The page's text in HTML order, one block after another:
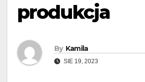
produkcja
By Kamila
SIE 19, 2023